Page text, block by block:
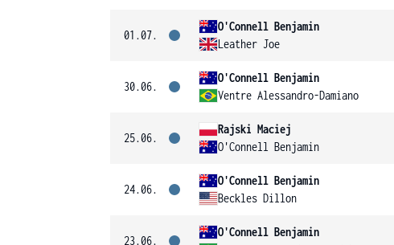
01.07.
O'Connell Benjamin
Leather Joe
30.06.
O'Connell Benjamin
Ventre Alessandro-Damiano
25.06.
Rajski Maciej
O'Connell Benjamin
24.06.
O'Connell Benjamin
Beckles Dillon
23.06.
O'Connell Benjamin